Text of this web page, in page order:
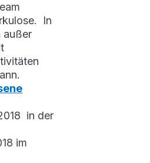
In
außer
in der
im